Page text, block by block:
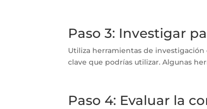
Paso 3: Investigar
Utiliza herramientas de investigación
clave que podrías utilizar. Algunas
Paso 4: Evaluar la